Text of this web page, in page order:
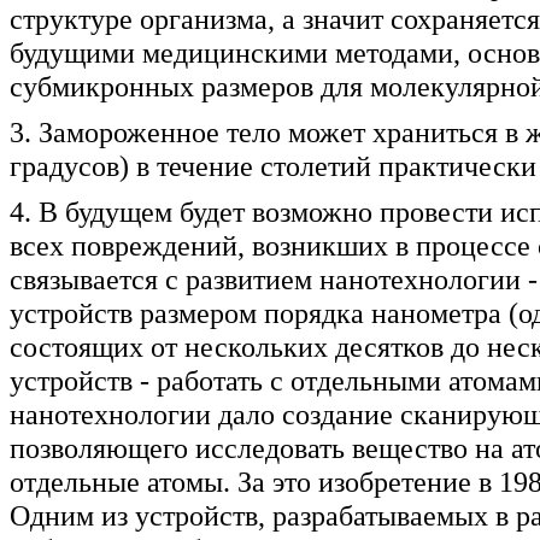
структуре организма, а значит
будущими медицинскими методами,
субмикронных размеров для
3. Замороженное тело может храниться в
градусов) в течение столетий
4. В будущем будет возможно провести
всех повреждений, возникших в
связывается с развитием
устройств размером порядка нанометра
состоящих от нескольких десятков до
устройств - работать с отдельными
нанотехнологии дало создание
позволяющего исследовать вещество на
отдельные атомы. За это изобретение в
Одним из устройств, разрабатываемых в